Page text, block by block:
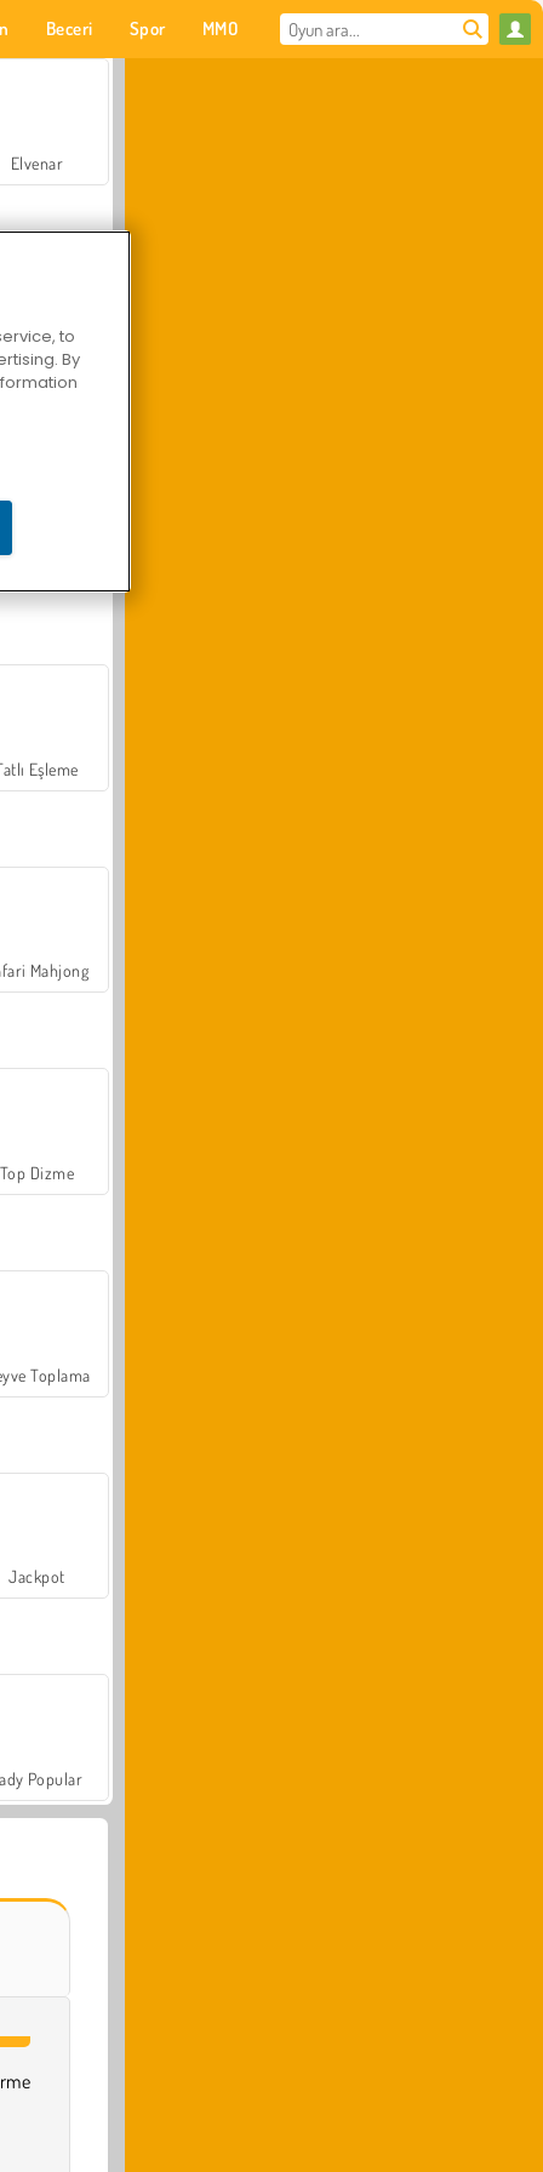
Beceri Spor MMO
Elvenar
Eşleme
Mahjong
Top Dizme
Toplama
Jackpot
Popular
to
By